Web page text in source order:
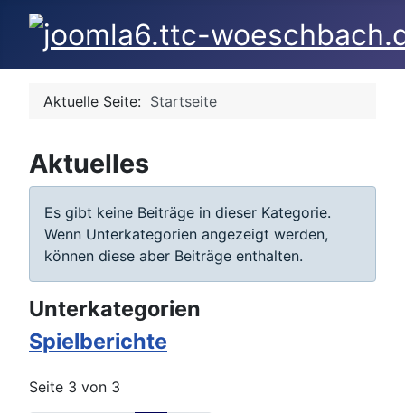
Aktuelle Seite: Startseite
Aktuelles
Information
Es gibt keine Beiträge in dieser Kategorie.
Wenn Unterkategorien angezeigt werden,
können diese aber Beiträge enthalten.
Unterkategorien
Spielberichte
Seite 3 von 3